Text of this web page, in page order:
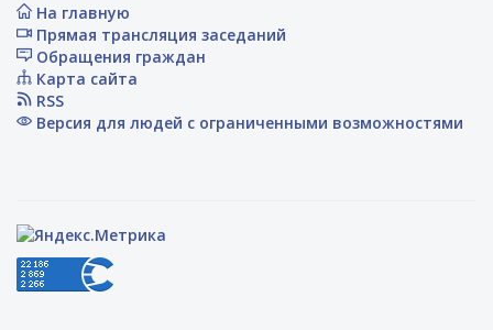
На главную
Прямая трансляция заседаний
Обращения граждан
Карта сайта
RSS
Версия для людей с ограниченными возможностями